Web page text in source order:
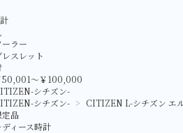
ウォッチ
ファブリック
E'NOS-
ーラー
レスレット
50,001～￥100,000
シチズン-
シチズン- > CITIZEN L-シチズン エ
定品
ディース時計